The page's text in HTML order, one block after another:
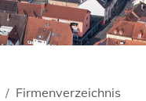
Firmenverzeichnis